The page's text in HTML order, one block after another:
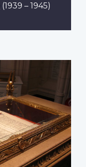
(1939 – 1945)